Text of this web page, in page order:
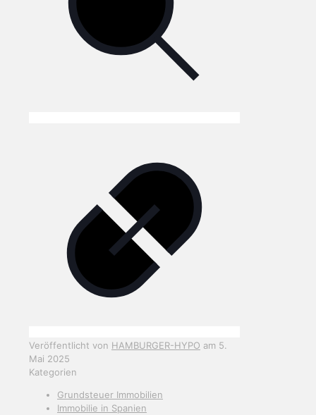
Veröffentlicht von HAMBURGER-HYPO am 5.
Mai 2025
Kategorien
Grundsteuer Immobilien
Immobilie in Spanien